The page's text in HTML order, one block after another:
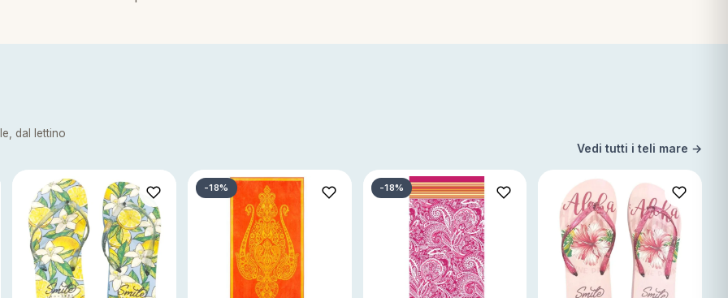
dal lettino
Vedi tutti i teli mare →
-18% -18%